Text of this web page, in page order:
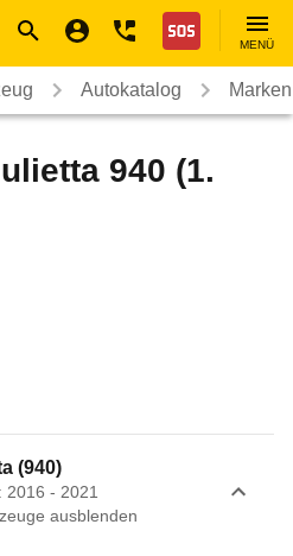
Nothilfe
MENÜ
Autokatalog
940 (1.
Giulietta (940)
2016 - 2021
e ausblenden